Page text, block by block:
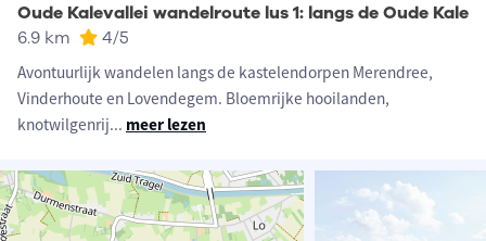
Oude Kalevallei wandelroute lus 1: langs de Oude Kale
6.9 km 4/5
Avontuurlijk wandelen langs de kastelendorpen Merendree,
Vinderhoute en Lovendegem. Bloemrijke hooilanden,
knotwilgenrij... meer lezen